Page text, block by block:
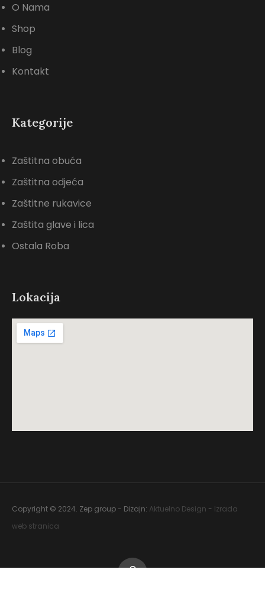
O Nama
Shop
Blog
Kontakt
Kategorije
Zaštitna obuća
Zaštitna odjeća
Zaštitne rukavice
Zaštita glave i lica
Ostala Roba
Lokacija
Copyright © 2024. Zep group - Dizajn: Aktuelno Design - Izrada
web stranica